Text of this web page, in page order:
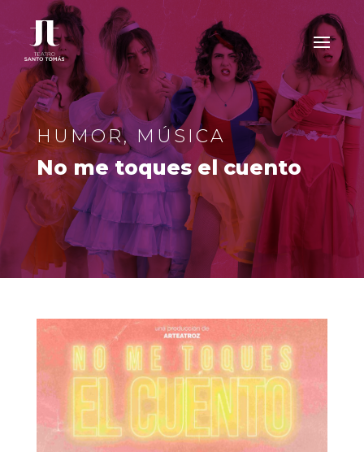
HUMOR, MÚSICA
No me toques el cuento